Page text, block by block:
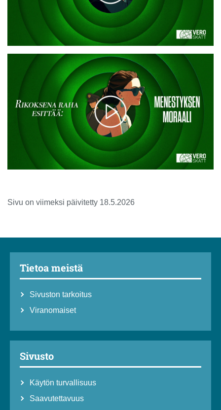
Sivu on viimeksi päivitetty 18.5.2026
Tietoa meistä
Sivuston tarkoitus
Viranomaiset
Sivusto
Käytön turvallisuus
Saavutettavuus